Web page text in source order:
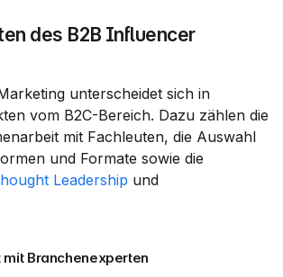
des B2B Influencer
unterscheidet sich in
vom B2C-Bereich. Dazu zählen die
mit Fachleuten, die Auswahl
und Formate sowie die
Leadership und
Branchenexperten